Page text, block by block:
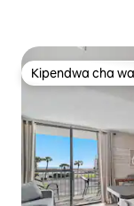
Kipendwa cha
Kipendwa cha